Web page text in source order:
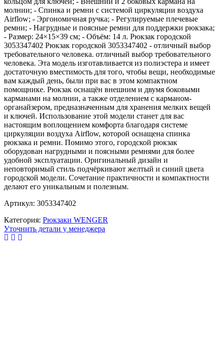
молнии; - Спинка и ремни с системой циркуляции воздуха
Airflow; - Эргономичная ручка; - Регулируемые плечевые
ремни; - Нагрудные и поясные ремни для поддержки рюкзака;
- Размер: 24×15×39 см; - Объём: 14 л. Рюкзак городской
3053347402 Рюкзак городской 3053347402 - отличный выбор
требовательного человека. отличный выбор требовательного
человека. Эта модель изготавливается из полиэстера и имеет
достаточную вместимость для того, чтобы вещи, необходимые
вам каждый день, были при вас в этом компактном
помощнике. Рюкзак оснащён внешним и двумя боковыми
карманами на молнии, а также отделением с карманом-
органайзером, предназначенным для хранения мелких вещей
и ключей. Использование этой модели станет для вас
настоящим воплощением комфорта благодаря системе
циркуляции воздуха Airflow, которой оснащена спинка
рюкзака и ремни. Помимо этого, городской рюкзак
оборудован нагрудными и поясными ремнями для более
удобной эксплуатации. Оригинальный дизайн и
неповторимый стиль подчёркивают желтый и синий цвета
городской модели. Сочетание практичности и компактности
делают его уникальным и полезным.
Артикул: 3053347402
Категория: Рюкзаки WENGER
Уточнить детали у менеджера